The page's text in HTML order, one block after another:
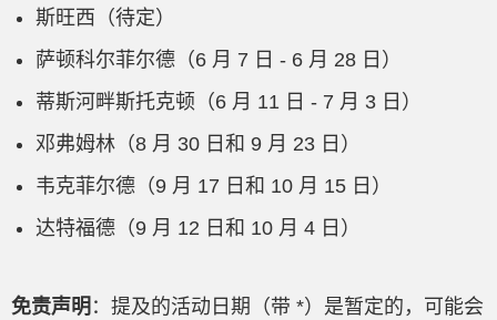
斯旺西（待定）
萨顿科尔菲尔德（6 月 7 日 - 6 月 28 日）
蒂斯河畔斯托克顿（6 月 11 日 - 7 月 3 日）
邓弗姆林（8 月 30 日和 9 月 23 日）
韦克菲尔德（9 月 17 日和 10 月 15 日）
达特福德（9 月 12 日和 10 月 4 日）
免责声明 ：提及的活动日期（带 *）是暂定的，可能会